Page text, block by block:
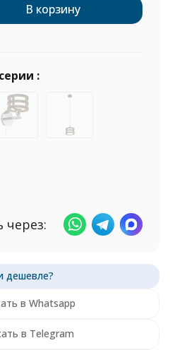
В корзину
:
через:
в Whatsapp
в Telegram